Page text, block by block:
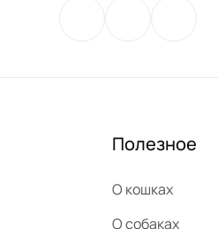
Полезное
О кошках
О собаках